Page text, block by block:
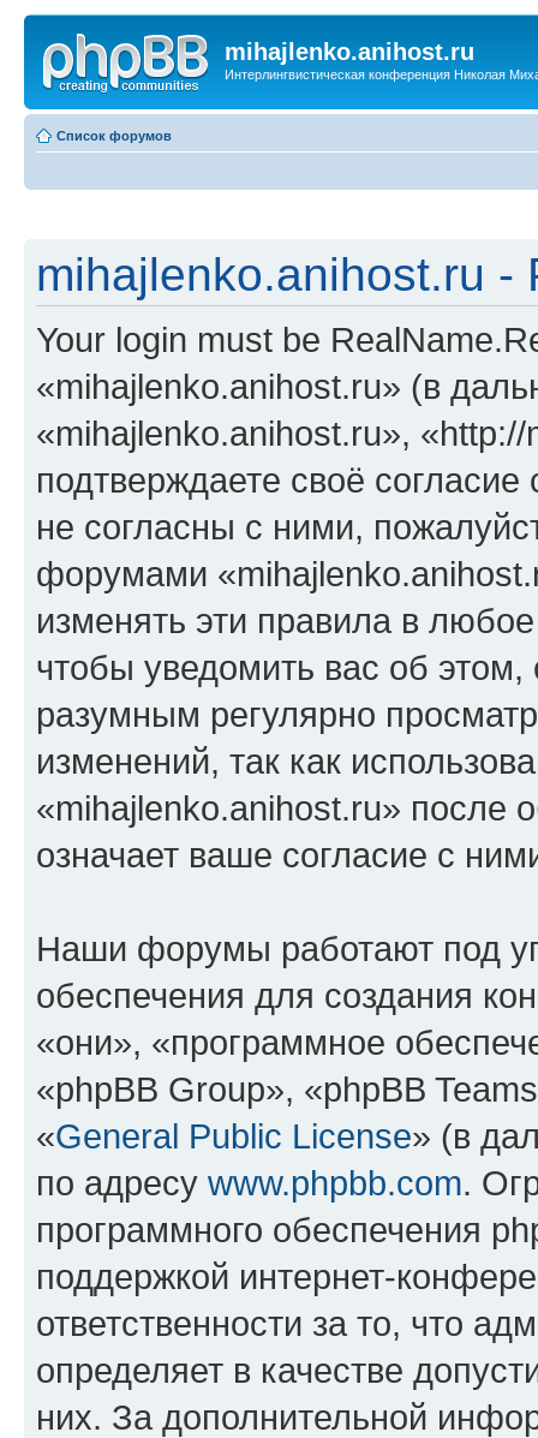
mihajlenko.anihost.ru
Интерлингвистическая конференция Николая
Список форумов
mihajlenko.anihost.ru -
Your login must be
«mihajlenko.anihost.ru» (в
«mihajlenko.anihost.ru»,
подтверждаете своё
не согласны с ними,
форумами
изменять эти правила в
чтобы уведомить вас об
разумным регулярно
изменений, так как
«mihajlenko.anihost.ru» после
означает ваше согласие с
Наши форумы работают под
обеспечения для создания
«они», «программное
«phpBB Group», «phpBB
«General Public License» (в
по адресу www.phpbb.com.
программного обеспечения
поддержкой интернет-
ответственности за то, что
определяет в качестве
них. За дополнительной